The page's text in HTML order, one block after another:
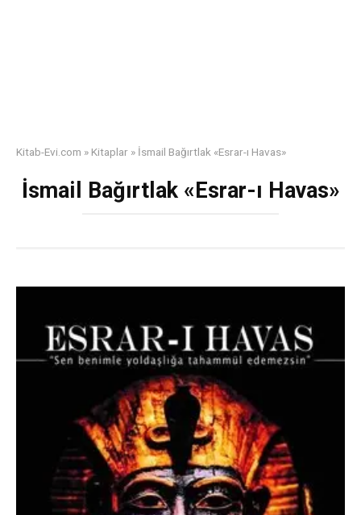
Kitab-Evi.com » Kitaplar » İsmail Bağırtlak «Esrar-ı Havas»
İsmail Bağırtlak «Esrar-ı Havas»